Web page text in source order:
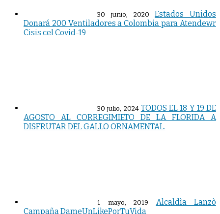
30 junio, 2020
Estados Unidos
Donará 200 Ventiladores a Colombia para Atendewr
Cisis cel Covid-19
30 julio, 2024 TODOS EL 18 Y 19 DE
AGOSTO AL CORREGIMIETO DE LA FLORIDA A
DISFRUTAR DEL GALLO ORNAMENTAL.
1 mayo, 2019
Alcaldìa Lanzò
Campaña DameUnLikePorTuVida